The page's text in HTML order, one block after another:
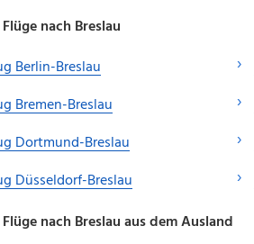
nach Breslau
Berlin-Breslau
Bremen-Breslau
Dortmund-Breslau
Düsseldorf-Breslau
nach Breslau aus dem Ausland